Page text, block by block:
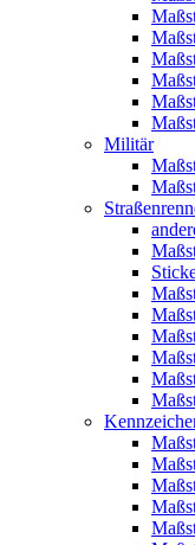
Militär